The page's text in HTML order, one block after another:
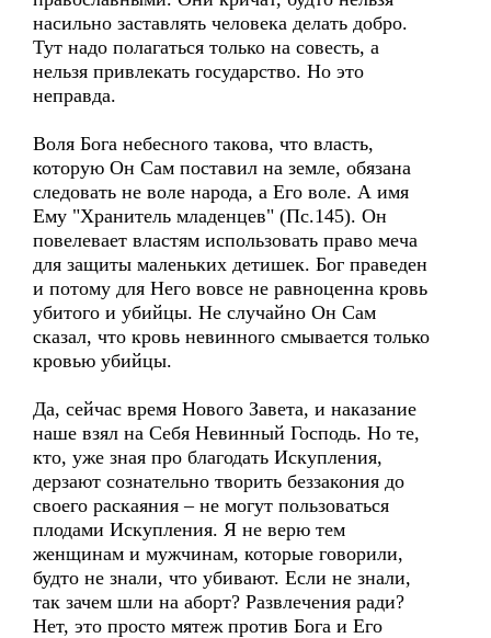
насильно заставлять человека делать добро.
Тут надо полагаться только на совесть, а
нельзя привлекать государство. Но это
неправда.
Воля Бога небесного такова, что власть,
которую Он Сам поставил на земле, обязана
следовать не воле народа, а Его воле. А имя
Ему "Хранитель младенцев" (Пс.145). Он
повелевает властям использовать право меча
для защиты маленьких детишек. Бог праведен
и потому для Него вовсе не равноценна кровь
убитого и убийцы. Не случайно Он Сам
сказал, что кровь невинного смывается только
кровью убийцы.
Да, сейчас время Нового Завета, и наказание
наше взял на Себя Невинный Господь. Но те,
кто, уже зная про благодать Искупления,
дерзают сознательно творить беззакония до
своего раскаяния – не могут пользоваться
плодами Искупления. Я не верю тем
женщинам и мужчинам, которые говорили,
будто не знали, что убивают. Если не знали,
так зачем шли на аборт? Развлечения ради?
Нет, это просто мятеж против Бога и Его